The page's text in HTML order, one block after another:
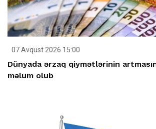
07 Avqust 2026 15:00
Dünyada ərzaq qiymətlərinin
məlum olub